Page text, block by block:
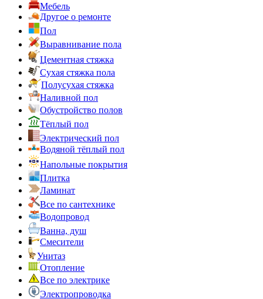
Мебель
Другое о ремонте
Пол
Выравнивание пола
Цементная стяжка
Сухая стяжка пола
Полусухая стяжка
Наливной пол
Обустройство полов
Тёплый пол
Электрический пол
Водяной тёплый пол
Напольные покрытия
Плитка
Ламинат
Все по сантехнике
Водопровод
Ванна, душ
Смесители
Унитаз
Отопление
Все по электрике
Электропроводка